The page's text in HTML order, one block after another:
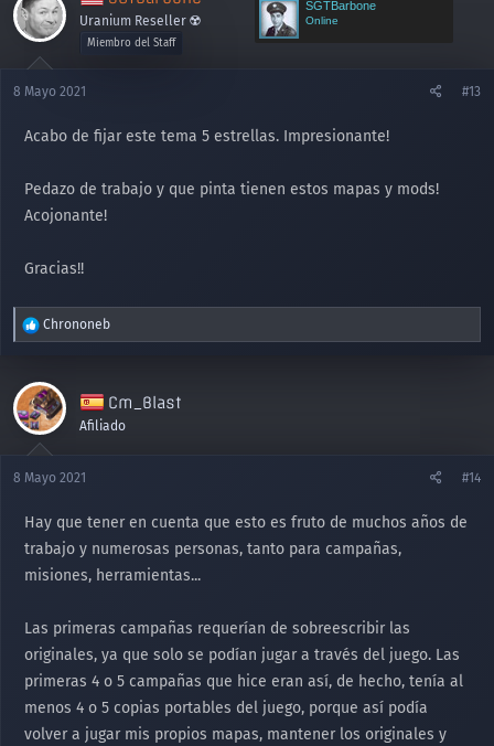
Uranium Reseller ☢️
Miembro del Staff
SGTBarbone
Online
8 Mayo 2021 #13
Acabo de fijar este tema 5 estrellas. Impresionante!
Pedazo de trabajo y que pinta tienen estos mapas y mods!
Acojonante!
Gracias!!
R
e
c
c
i
o
e
:
Chrononeb
Cm_Blast
Afiliado
8 Mayo 2021 #14
Hay que tener en cuenta que esto es fruto de muchos años de
trabajo y numerosas personas, tanto para campañas,
misiones, herramientas...
Las primeras campañas requerían de sobreescribir las
originales, ya que solo se podían jugar a través del juego. Las
primeras 4 o 5 campañas que hice eran así, de hecho, tenía al
menos 4 o 5 copias portables del juego, porque así podía
volver a jugar mis propios mapas, mantener los originales y